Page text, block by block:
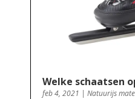
Welke schaatsen
feb 4, 2021 | Natuurijs